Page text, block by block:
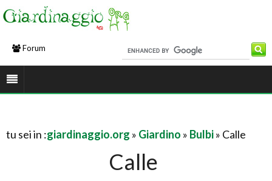
Forum
tu sei in :giardinaggio.org » Giardino » Bulbi» Calle
Calle